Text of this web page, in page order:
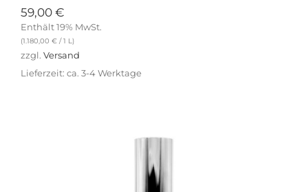
59,00 €
Enthält 19% MwSt.
(1.180,00 € / 1 L)
zzgl. Versand
Lieferzeit: ca. 3-4 Werktage